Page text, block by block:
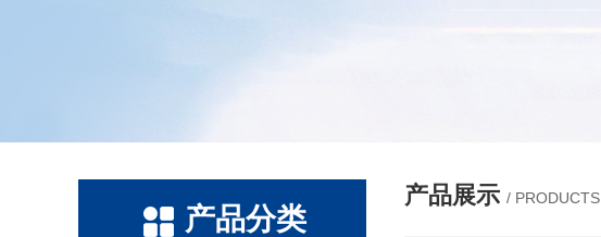
产品分类
产品展示 / PRODUCTS